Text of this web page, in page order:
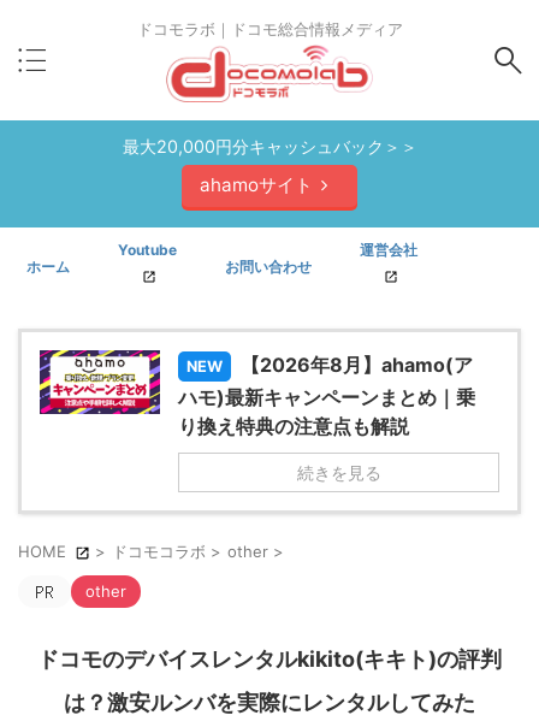
ドコモラボ｜ドコモ総合情報メディア
最大20,000円分キャッシュバック＞＞
ahamoサイト
ホーム
Youtube
お問い合わせ
運営会社
NEW
【2026年8月】ahamo(ア
ハモ)最新キャンペーンまとめ｜乗
り換え特典の注意点も解説
続きを見る
HOME > ドコモコラボ > other >
other
ドコモのデバイスレンタルkikito(キキト)の評判
は？激安ルンバを実際にレンタルしてみた